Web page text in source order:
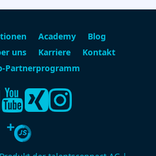
Academy
Blog
uns Karriere
Kontakt
Partnerprogramm